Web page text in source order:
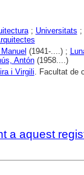
; Universitats ;
(1941-....) ;
Antón(1958....)
i Virgili. Facultat de
a aquest